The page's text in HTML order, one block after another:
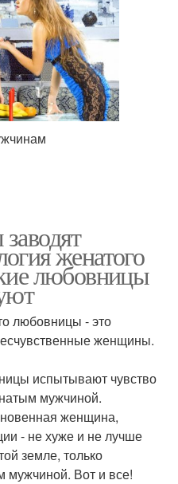
женатого
любовницы
любовницы - это
женщины.
испытывают чувство
мужчиной.
женщина,
- не хуже и не лучше
земле, только
мужчиной. Вот и все!